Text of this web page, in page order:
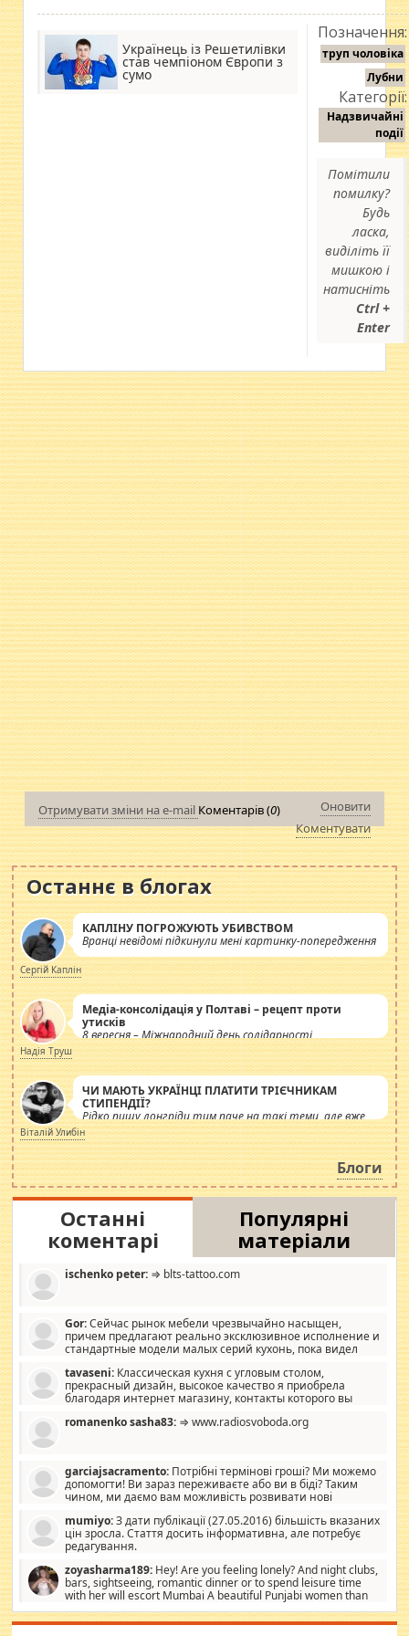
Українець із Решетилівки
став чемпіоном Європи з
сумо
Позначення:
труп чоловіка
Лубни
Категорії:
Надзвичайні
події
Помітили
помилку?
Будь
ласка,
виділіть її
мишкою і
натисніть
Ctrl +
Enter
Отримувати зміни на e-mail Коментарів (0)
Оновити
Коментувати
Останнє в блогах
КАПЛІНУ ПОГРОЖУЮТЬ УБИВСТВОМ
Вранці невідомі підкинули мені картинку-попередження
Сергій Каплін
Медіа-консолідація у Полтаві – рецепт проти
утисків
8 вересня – Міжнародний день солідарності
журналістів.
Надія Труш
ЧИ МАЮТЬ УКРАЇНЦІ ПЛАТИТИ ТРІЄЧНИКАМ
СТИПЕНДІЇ?
Рідко пишу лонгріди тим паче на такі теми, але вже
просто дістало! Обурюють сьогоднішні інсенуації
навколо стипендіального питання. Штучно
роздувається ще одна соціальна катастрофа.
Віталій Улибін
Блоги
Останні
коментарі
Популярні
матеріали
ischenko peter: ⇒ blts-tattoo.com
Gor:Сейчас рынок мебели чрезвычайно насыщен,
причем предлагают реально эксклюзивное исполнение и
стандартные модели малых серий кухонь, пока видел
стандартные формы, в MebelOk, креативненько и что главное -
со вкусом все в порядке, без ненужных наворотов удорожающих
мебель, а это не последний фактор.
tavaseni: Классическая кухня с угловым столом,
прекрасный дизайн, высокое качество я приобрела
благодаря интернет магазину, контакты которого вы
romanenko sasha83: ⇒ www.radiosvoboda.org
garciajsacramento: Потрібні термінові гроші? Ми можемо
допомогти! Ви зараз переживаєте або ви в біді? Таким
чином, ми даємо вам можливість розвивати нові
допомагати людям, які намагаються дати їм шанс. Кожен
заслуговує на другий шанс, і, оскільки влада не зможе, вони
повинні приймати від інших. Для нас нема багато суми, і зрілість
витрат, а тільки узгоджених сум і нічого іншого. Не чекайте і не
коментуйте цей пост. Введіть суму, яку ви хочете подати, і ми
зв'яжемося з вами з усіма варіантами. зв'яжіться з нами
сьогодні на garciajsacramento@gmail.com Вам потрібні термінові
гроші? Ми можемо допомогти!
mumiyo:З дати публікації (27.05.2016) більшість вказаних
цін зросла. Стаття досить інформативна, але потребує
редагування.
zoyasharma189: Hey! Are you feeling lonely? And night clubs,
bars, sightseeing, romantic dinner or to spend leisure time
with her will escort Mumbai A beautiful Punjabi women than
sexy escort companion in arms that you guys feel like 5 star luxury
hotel had to spend the night in their search for loved solitaire free